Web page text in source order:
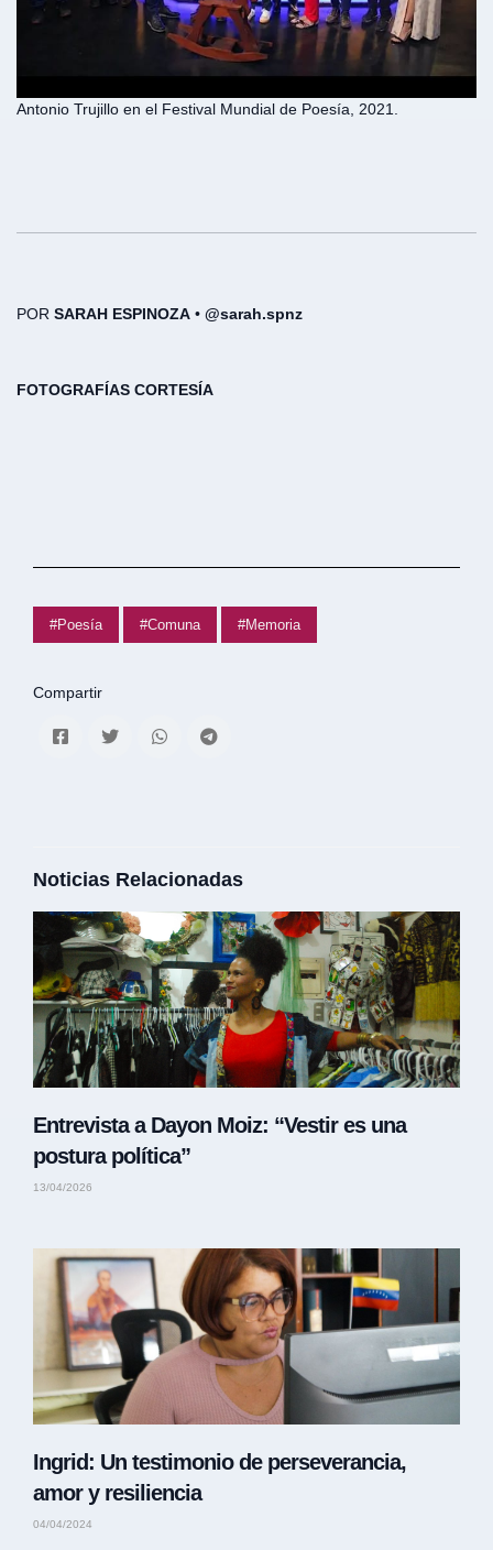
Antonio Trujillo en el Festival Mundial de Poesía, 2021.
POR SARAH ESPINOZA • @sarah.spnz
FOTOGRAFÍAS CORTESÍA
#Poesía #Comuna #Memoria
Compartir
Noticias Relacionadas
Entrevista a Dayon Moiz: “Vestir es una
postura política”
13/04/2026
Ingrid: Un testimonio de perseverancia,
amor y resiliencia
04/04/2024